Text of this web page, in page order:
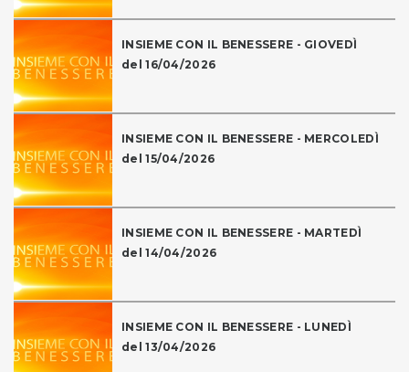
INSIEME CON IL BENESSERE - GIOVEDÌ
del 16/04/2026
INSIEME CON IL BENESSERE - MERCOLEDÌ
del 15/04/2026
INSIEME CON IL BENESSERE - MARTEDÌ
del 14/04/2026
INSIEME CON IL BENESSERE - LUNEDÌ
del 13/04/2026